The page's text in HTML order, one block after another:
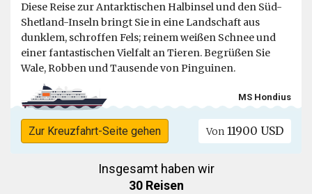
Diese Reise zur Antarktischen Halbinsel und den Süd-
Shetland-Inseln bringt Sie in eine Landschaft aus
dunklem, schroffen Fels; reinem weißen Schnee und
einer fantastischen Vielfalt an Tieren. Begrüßen Sie
Wale, Robben und Tausende von Pinguinen.
MS Hondius
Zur Kreuzfahrt-Seite gehen Von 11900 USD
Insgesamt haben wir
30 Reisen